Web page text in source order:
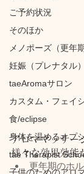
ご予約状況
そのほか
メノポーズ（更年期
妊娠（プレナタル）
taeAromaサロン
カスタム・フェイ
食/eclipse
身体を温めるオプ
tae Therapist
アロママッサー
様々な効果効能
更年期のホ